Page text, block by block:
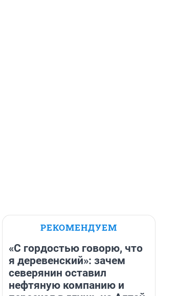
РЕКОМЕНДУЕМ
«С гордостью говорю, что
я деревенский»: зачем
северянин оставил
нефтяную компанию и